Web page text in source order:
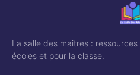
La salle des maitres :
écoles et pour la classe.